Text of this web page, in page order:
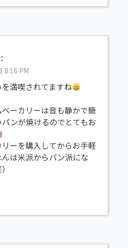
8:16 PM
満喫されてますね
ーカリーは音も静かで簡
ンが焼けるのでとてもお
ーを購入してからお手軽
は米派からパン派にな